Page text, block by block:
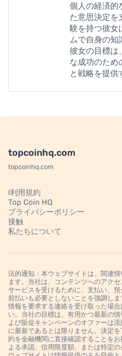
個人の経済的
た意思決定を
験を持つ彼女
ムで自身の知
彼女の目標は
な成功のため
と戦略を提供
topcoinhq.com
topcoinhq.com
l利用規約
Top Coin HQ
プライバシーポリシー
接触
私たちについて
法的通知：本ウェブサイトは、関連
ます。当社は、コンテンツへのアク
サービスを受けるために、支払い、
前払いも必要としないことを強調し
情報を要求する連絡を受け取った場
い。当社の目標は、有用かつ最新の
よび販促キャンペーンのオファーは
に最新であるとは限りません。決定
約を金融機関に直接確認することを
よる承認、信用限度額、または特定